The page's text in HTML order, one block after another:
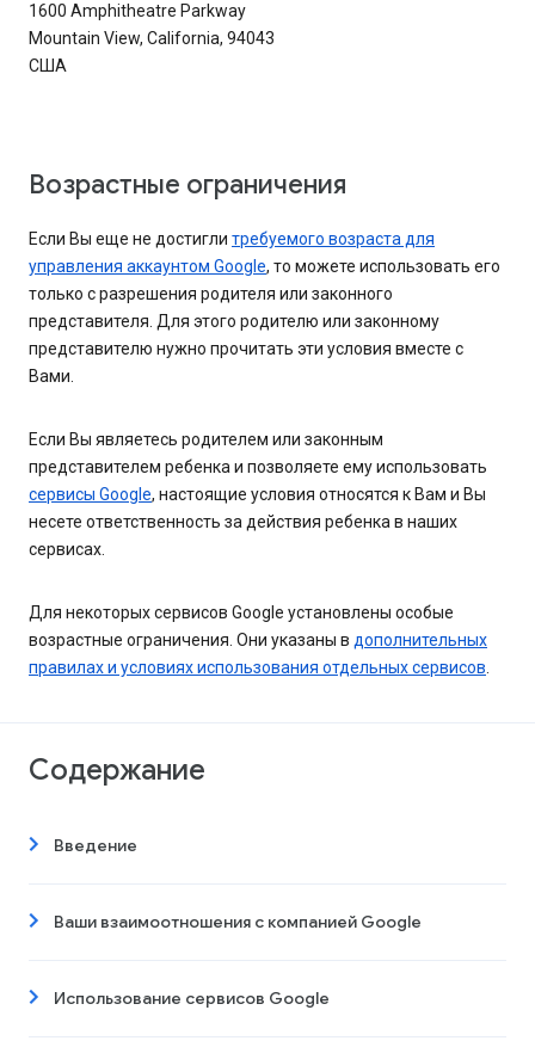
1600 Amphitheatre Parkway
Mountain View, California, 94043
США
Возрастные ограничения
Если Вы еще не достигли требуемого возраста для
управления аккаунтом Google, то можете использовать его
только с разрешения родителя или законного
представителя. Для этого родителю или законному
представителю нужно прочитать эти условия вместе с
Вами.
Если Вы являетесь родителем или законным
представителем ребенка и позволяете ему использовать
сервисы Google, настоящие условия относятся к Вам и Вы
несете ответственность за действия ребенка в наших
сервисах.
Для некоторых сервисов Google установлены особые
возрастные ограничения. Они указаны в дополнительных
правилах и условиях использования отдельных сервисов
Содержание
Введение
Ваши взаимоотношения с компанией Google
Использование сервисов Google